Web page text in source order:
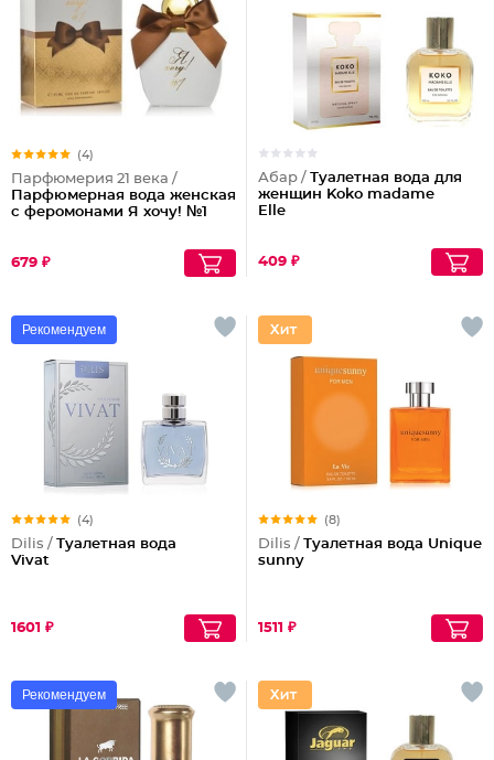
(4)
Парфюмерия 21 века /
Парфюмерная вода женская
с феромонами Я хочу! №1
679 ₽
Абар / Туалетная вода для
женщин Koko madame
Elle
409 ₽
Рекомендуем
(4)
Dilis / Туалетная вода
Vivat
1601 ₽
(8)
Dilis / Туалетная вода Unique
sunny
1511 ₽
Рекомендуем